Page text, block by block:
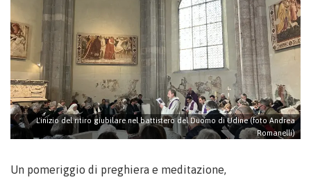
L'inizio del ritiro giubilare nel battistero del Duomo di Udine (foto Andrea
Romanelli)
Un pomeriggio di preghiera e meditazione,